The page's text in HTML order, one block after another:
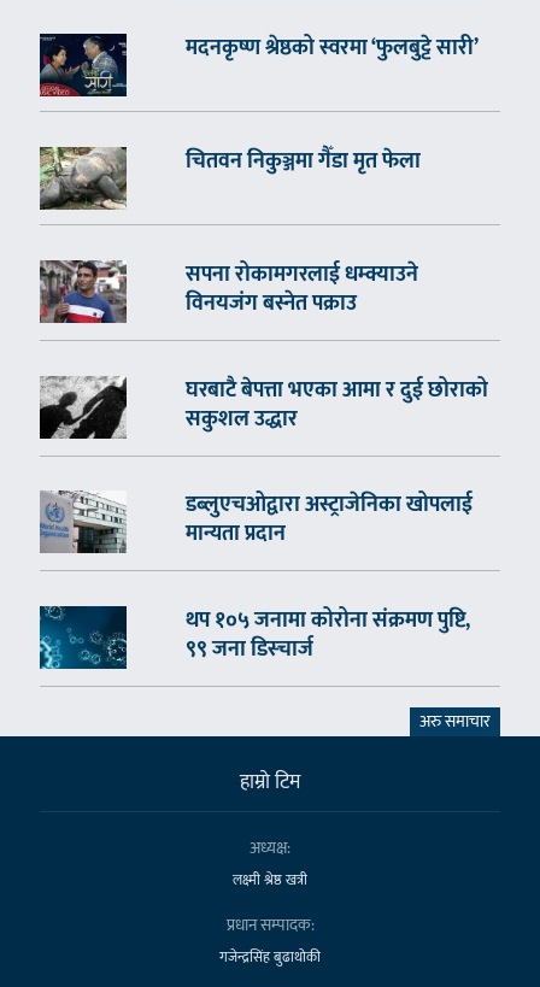
मदनकृष्ण श्रेष्ठको स्वरमा ‘फुलबुट्टे सारी’
चितवन निकुञ्जमा गैँडा मृत फेला
सपना रोकामगरलाई धम्क्याउने
विनयजंग बस्नेत पक्राउ
घरबाटै बेपत्ता भएका आमा र दुई छोराको
सकुशल उद्धार
डब्लुएचओद्वारा अस्ट्राजेनिका खोपलाई
मान्यता प्रदान
थप १०५ जनामा कोरोना संक्रमण पुष्टि,
९९ जना डिस्चार्ज
अरु समाचार
हाम्राे टिम
अध्यक्ष:
लक्ष्मी श्रेष्ठ खत्री
प्रधान सम्पादक:
गजेन्द्रसिंह बुढाथोकी